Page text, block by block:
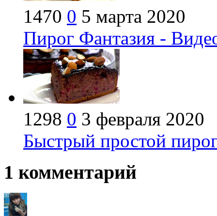
1470 0 5 марта 2020
Пирог Фантазия -
1298 0 3 февраля 2020
Быстрый простой
1 комментарий